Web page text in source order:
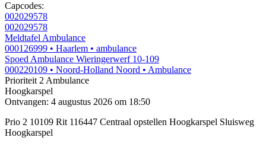
Capcodes:
002029578
002029578
Meldtafel Ambulance
000126999 • Haarlem • ambulance
Spoed Ambulance Wieringerwerf 10-109
000220109 • Noord-Holland Noord • Ambulance
Prioriteit 2 Ambulance
Hoogkarspel
Ontvangen: 4 augustus 2026 om 18:50
Prio 2 10109 Rit 116447 Centraal opstellen Hoogkarspel Sluisweg
Hoogkarspel